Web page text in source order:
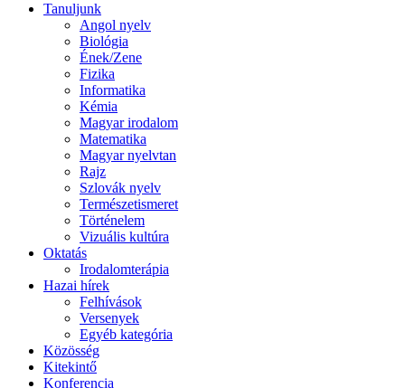
Tanuljunk
Angol nyelv
Biológia
Ének/Zene
Fizika
Informatika
Kémia
Magyar irodalom
Matematika
Magyar nyelvtan
Rajz
Szlovák nyelv
Természetismeret
Történelem
Vizuális kultúra
Oktatás
Irodalomterápia
Hazai hírek
Felhívások
Versenyek
Egyéb kategória
Közösség
Kitekintő
Konferencia